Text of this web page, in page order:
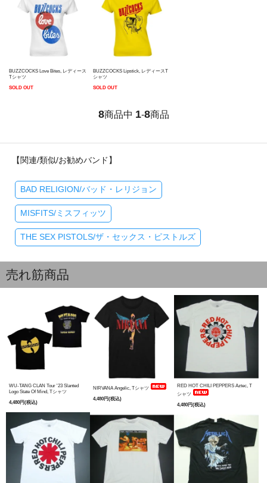
BUZZCOCKS Love Bites, レディース
Tシャツ
SOLD OUT
BUZZCOCKS Lipstick, レディースT
シャツ
SOLD OUT
8商品中 1-8商品
【関連/類似/お勧めバンド】
BAD RELIGION/バッド・レリジョン
MISFITS/ミスフィッツ
THE SEX PISTOLS/ザ・セックス・ピストルズ
売れ筋商品
WU-TANG CLAN Tour '23 Slanted
Logo State Of Mind, Tシャツ
4,480円(税込)
NIRVANA Angelic, Tシャツ
4,480円(税込)
RED HOT CHILI PEPPERS Aztec, T
シャツ
4,480円(税込)